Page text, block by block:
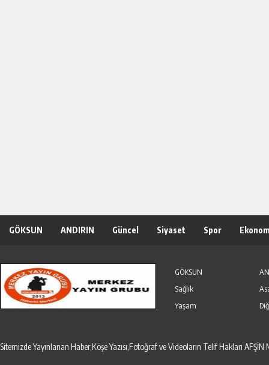
GÖKSUN ANDIRIN Güncel Siyaset Spor
GÖKSUN
Sağlık
Yaşam
Sitemizde Yayınlanan Haber,Köşe Yazısı,Fotoğraf ve Videoların Telif Hakları